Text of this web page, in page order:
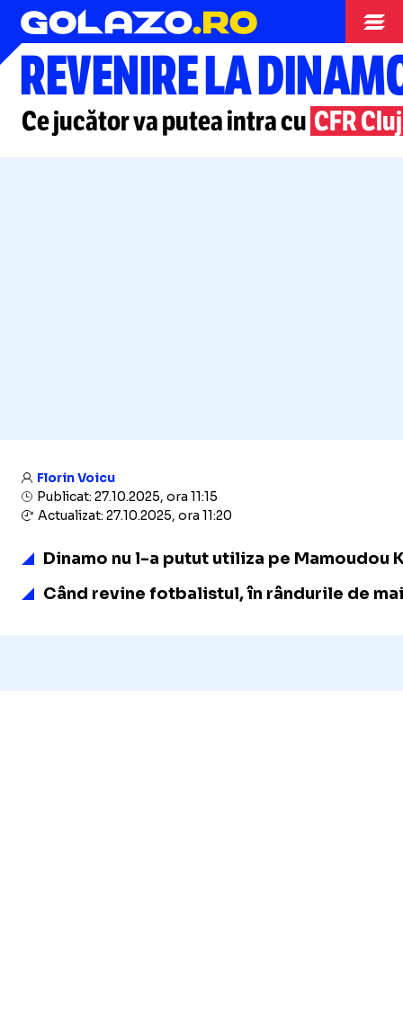
Superliga
REVENIRE LA
Ce jucător va putea intra cu CFR
Florin Voicu
Publicat: 27.10.2025, ora 11:15
Actualizat: 27.10.2025, ora 11:20
Dinamo nu l-a putut utiliza pe Mamoudou
Când revine fotbalistul, în rândurile de